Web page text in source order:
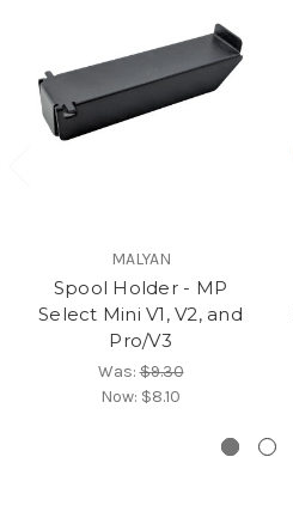
MALYAN
Spool Holder - MP
Select Mini V1, V2, and
Pro/V3
Was:$9.30
Now: $8.10